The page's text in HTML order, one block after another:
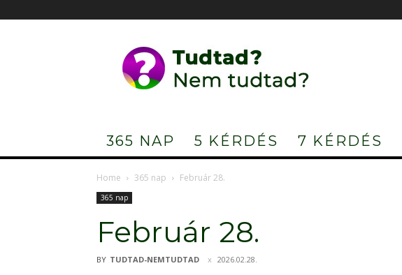
Nem
tudtad?
365 NAP 5 KÉRDÉS 7 KÉRDÉS
Home 365 nap Február 28.
365 nap
Február 28.
BY TUDTAD-NEMTUDTAD 2026.02.28.